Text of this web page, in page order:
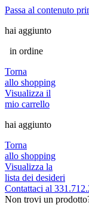
Passa al contenuto
hai aggiunto
in ordine
Torna
allo shopping
Visualizza il
mio carrello
hai aggiunto
Torna
allo shopping
Visualizza la
lista dei desideri
Contattaci al
Non trovi un